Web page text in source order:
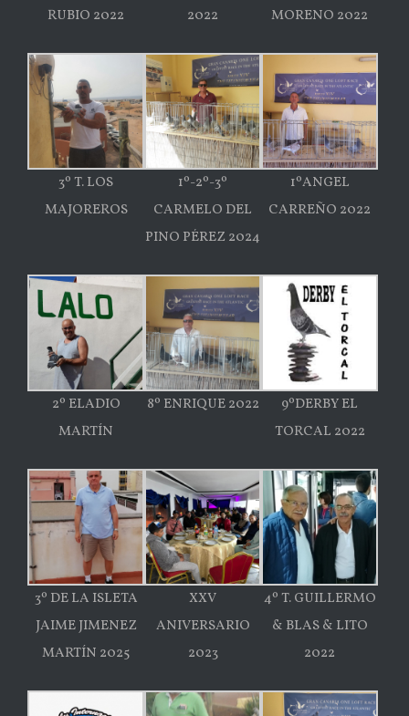
RUBIO 2022 2022 MORENO 2022
3º T. LOS
MAJOREROS
1º-2º-3º
CARMELO DEL
PINO PÉREZ 2024
1ºANGEL
CARREÑO 2022
2º ELADIO
MARTÍN
8º ENRIQUE 2022
9ºDERBY EL
TORCAL 2022
3º DE LA ISLETA
JAIME JIMENEZ
MARTÍN 2025
XXV
ANIVERSARIO
2023
4º T. GUILLERMO
& BLAS & LITO
2022